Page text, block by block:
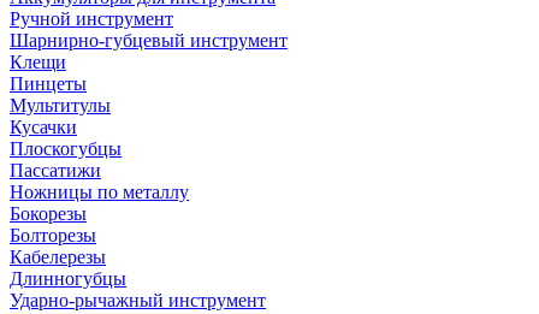
Ручной инструмент
Шарнирно-губцевый инструмент
Клещи
Пинцеты
Мультитулы
Кусачки
Плоскогубцы
Пассатижи
Ножницы по металлу
Бокорезы
Болторезы
Кабелерезы
Длинногубцы
Ударно-рычажный инструмент